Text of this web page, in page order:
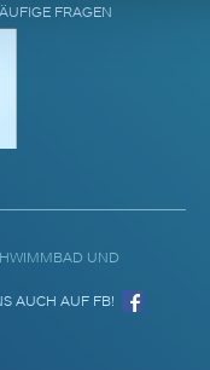
FRAGEN
UND
AUCH AUF FB!